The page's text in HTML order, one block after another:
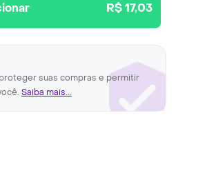
R$ 17,03
suas compras e permitir
Saiba mais...